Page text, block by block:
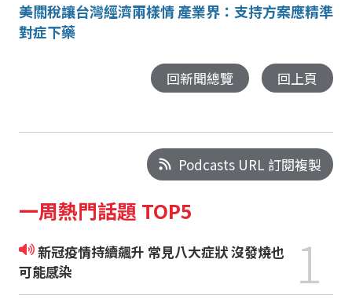
美關稅讓台灣經濟兩樣情 產業界：支持方案應精準
對症下藥
回新聞總覽 回上頁
Podcasts URL 訂閱複製
一周熱門話題 TOP5
新冠疫情持續飆升 常見八大症狀 沒發燒也
可能感染
1